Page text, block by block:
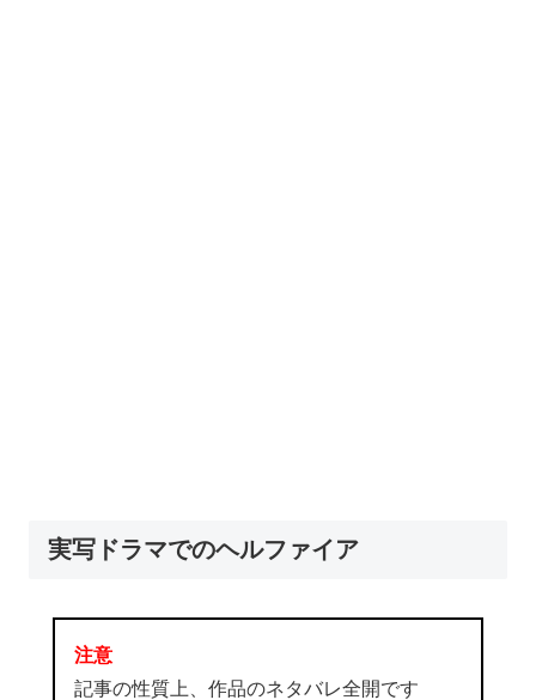
実写ドラマでのヘルファイア
注意
記事の性質上、作品のネタバレ全開です